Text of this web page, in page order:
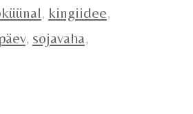
, kingiidee,
, sojavaha,